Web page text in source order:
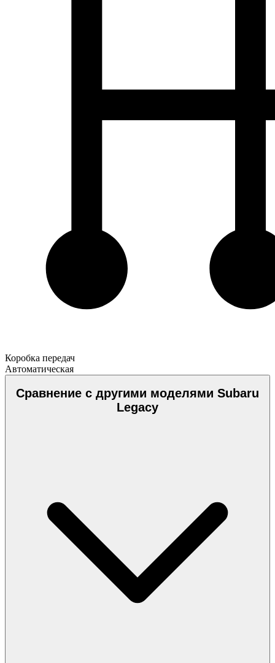
Коробка передач
Автоматическая
Сравнение с другими моделями Subaru
Legacy